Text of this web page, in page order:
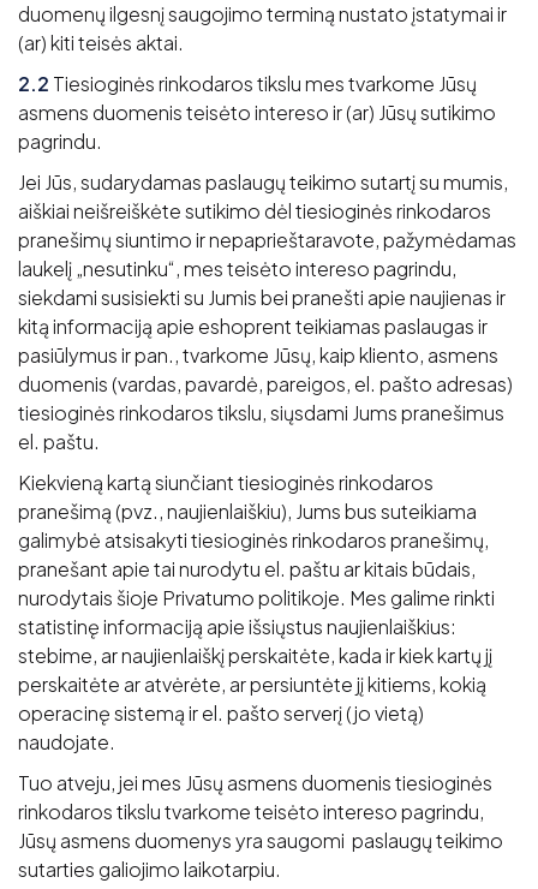
duomenų ilgesnį saugojimo terminą nustato įstatymai ir
(ar) kiti teisės aktai.
2.2 Tiesioginės rinkodaros tikslu mes tvarkome Jūsų
asmens duomenis teisėto intereso ir (ar) Jūsų sutikimo
pagrindu.
Jei Jūs, sudarydamas paslaugų teikimo sutartį su mumis,
aiškiai neišreiškėte sutikimo dėl tiesioginės rinkodaros
pranešimų siuntimo ir nepaprieštaravote, pažymėdamas
laukelį „nesutinku“, mes teisėto intereso pagrindu,
siekdami susisiekti su Jumis bei pranešti apie naujienas ir
kitą informaciją apie eshoprent teikiamas paslaugas ir
pasiūlymus ir pan., tvarkome Jūsų, kaip kliento, asmens
duomenis (vardas, pavardė, pareigos, el. pašto adresas)
tiesioginės rinkodaros tikslu, siųsdami Jums pranešimus
el. paštu.
Kiekvieną kartą siunčiant tiesioginės rinkodaros
pranešimą (pvz., naujienlaiškiu), Jums bus suteikiama
galimybė atsisakyti tiesioginės rinkodaros pranešimų,
pranešant apie tai nurodytu el. paštu ar kitais būdais,
nurodytais šioje Privatumo politikoje. Mes galime rinkti
statistinę informaciją apie išsiųstus naujienlaiškius:
stebime, ar naujienlaiškį perskaitėte, kada ir kiek kartų jį
perskaitėte ar atvėrėte, ar persiuntėte jį kitiems, kokią
operacinę sistemą ir el. pašto serverį (jo vietą)
naudojate.
Tuo atveju, jei mes Jūsų asmens duomenis tiesioginės
rinkodaros tikslu tvarkome teisėto intereso pagrindu,
Jūsų asmens duomenys yra saugomi paslaugų teikimo
sutarties galiojimo laikotarpiu.